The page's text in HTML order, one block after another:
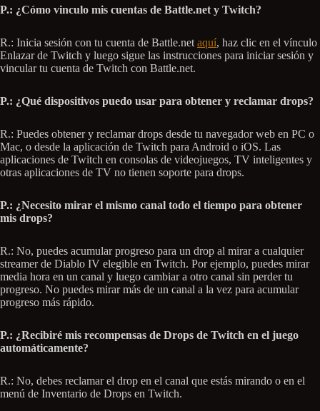
P.: ¿Cómo vinculo mis cuentas de Battle.net y Twitch?
R.: Inicia sesión con tu cuenta de Battle.net aquí, haz clic en el vínculo
Enlazar de Twitch y luego sigue las instrucciones para iniciar sesión y
vincular tu cuenta de Twitch con Battle.net.
P.: ¿Qué dispositivos puedo usar para obtener y reclamar drops?
R.: Puedes obtener y reclamar drops desde tu navegador web en PC o
Mac, o desde la aplicación de Twitch para Android o iOS. Las
aplicaciones de Twitch en consolas de videojuegos, TV inteligentes y
otras aplicaciones de TV no tienen soporte para drops.
P.: ¿Necesito mirar el mismo canal todo el tiempo para obtener
mis drops?
R.: No, puedes acumular progreso para un drop al mirar a cualquier
streamer de Diablo IV elegible en Twitch. Por ejemplo, puedes mirar
media hora en un canal y luego cambiar a otro canal sin perder tu
progreso. No puedes mirar más de un canal a la vez para acumular
progreso más rápido.
P.: ¿Recibiré mis recompensas de Drops de Twitch en el juego
automáticamente?
R.: No, debes reclamar el drop en el canal que estás mirando o en el
menú de Inventario de Drops en Twitch.